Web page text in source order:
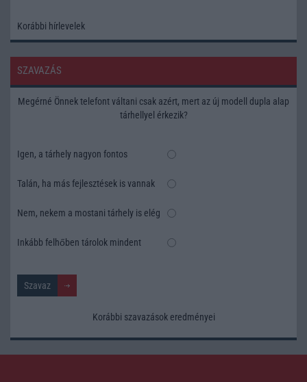
Korábbi hírlevelek
SZAVAZÁS
Megérné Önnek telefont váltani csak azért, mert az új modell dupla alap
tárhellyel érkezik?
Igen, a tárhely nagyon fontos
Talán, ha más fejlesztések is vannak
Nem, nekem a mostani tárhely is elég
Inkább felhőben tárolok mindent
Korábbi szavazások eredményei